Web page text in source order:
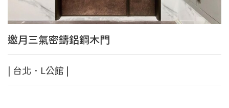
邀月三氣密鑄鋁鋼木門
| 台北．L公館 |